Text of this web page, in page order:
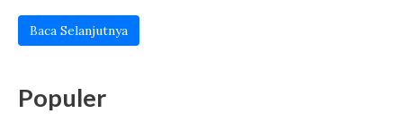
Baca Selanjutnya
Populer